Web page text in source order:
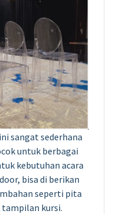
sangat sederhana
untuk berbagai
kebutuhan acara
bisa di berikan
seperti pita
kursi.